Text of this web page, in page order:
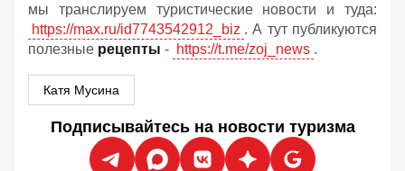
мы транслируем туристические новости и туда:
https://max.ru/id7743542912_biz . А тут публикуются
полезные рецепты - https://t.me/zoj_news .
Катя Мусина
Подписывайтесь на новости туризма